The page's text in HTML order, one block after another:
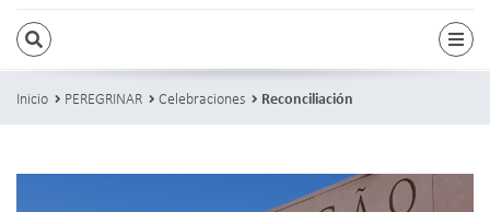
BUSCAR
Inicio PEREGRINAR Celebraciones Reconciliación